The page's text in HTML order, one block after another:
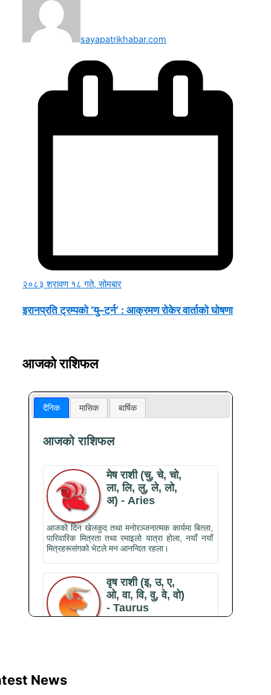
sayapatrikhabar.com
२०८३ श्रावण १८ गते, सोमबार
इरानप्रति ट्रम्पको ‘यु–टर्न’ : आक्रमण रोकेर वार्ताको घोषणा
आजको राशिफल
News